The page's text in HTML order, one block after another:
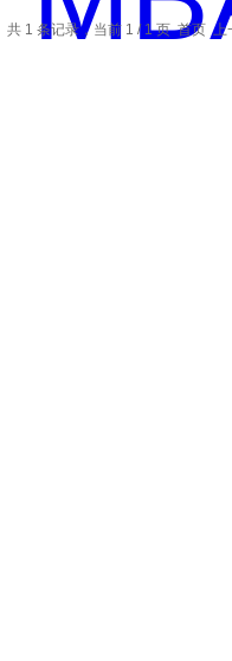
共 1 条记录，当前 1 / 1 页 首页